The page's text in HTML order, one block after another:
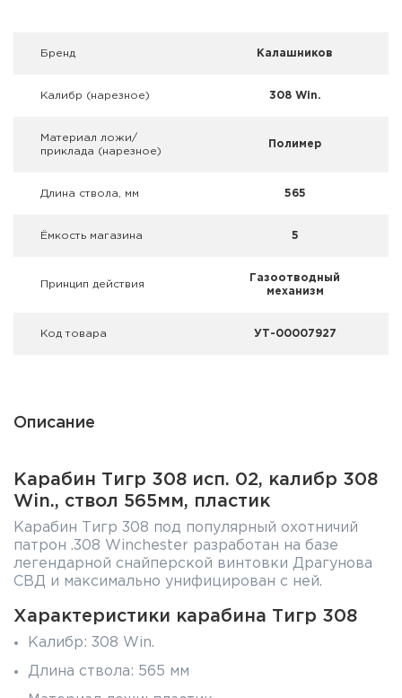
Дартс
Аксессуары
Комплекты
Брeнд Калашников
Калибр (нарезное) 308 Win.
Материал ложи/
приклада (нарезное)
Полимер
Длина ствола, мм 565
Ёмкость магазина 5
Принцип действия
Газоотводный
механизм
Код товара УТ-00007927
Описание
Карабин Тигр 308 исп. 02, калибр 308
Win., ствол 565мм, пластик
Карабин Тигр 308 под популярный охотничий
патрон .308 Winchester разработан на базе
легендарной снайперской винтовки Драгунова
СВД и максимально унифицирован с ней.
Характеристики карабина Тигр 308
Калибр: 308 Win.
Длина ствола: 565 мм